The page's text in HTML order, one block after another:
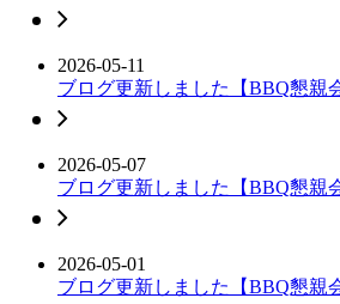
2026-05-11
ブログ更新しました【BBQ懇親
2026-05-07
ブログ更新しました【BBQ懇親
2026-05-01
ブログ更新しました【BBQ懇親